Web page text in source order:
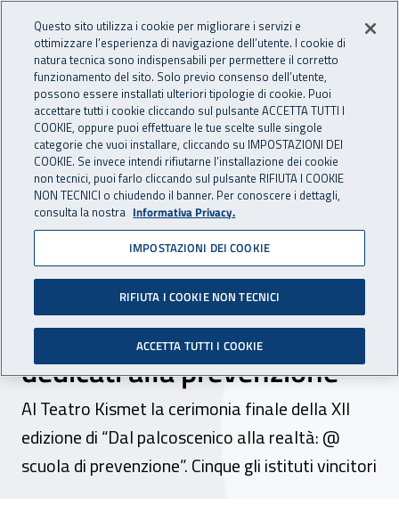
INAIL - Istituto Nazionale
Apri cerca
Navigazione principale
Navigazione - Ti trovi in:
Home Inail comunica News
04 giugno 2024
La sicurezza sul lavoro nelle
scuole: premiati i progetti
teatrali e cinematografici
dedicati alla prevenzione
Al Teatro Kismet la cerimonia finale della XII
edizione di “Dal palcoscenico alla realtà: @
scuola di prevenzione”. Cinque gli istituti vincitori
Questo sito utilizza i cookie per migliorare i servizi e
ottimizzare l’esperienza di navigazione dell’utente. I cookie di
natura tecnica sono indispensabili per permettere il corretto
funzionamento del sito. Solo previo consenso dell’utente,
possono essere installati ulteriori tipologie di cookie. Puoi
accettare tutti i cookie cliccando sul pulsante ACCETTA TUTTI I
COOKIE, oppure puoi effettuare le tue scelte sulle singole
categorie che vuoi installare, cliccando su IMPOSTAZIONI DEI
COOKIE. Se invece intendi rifiutarne l’installazione dei cookie
non tecnici, puoi farlo cliccando sul pulsante RIFIUTA I COOKIE
NON TECNICI o chiudendo il banner. Per conoscere i dettagli,
consulta la nostra Informativa Privacy.
IMPOSTAZIONI DEI COOKIE
RIFIUTA I COOKIE NON TECNICI
ACCETTA TUTTI I COOKIE